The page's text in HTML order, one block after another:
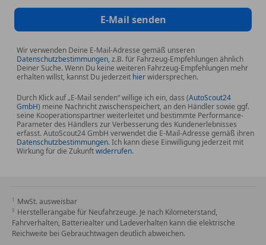
E-Mail senden
Wir verwenden Deine E-Mail-Adresse gemäß unseren
Datenschutzbestimmungen, z.B. für Fahrzeug-Empfehlungen ähnlich
Deiner Suche. Wenn Du keine weiteren Fahrzeug-Empfehlungen mehr
erhalten willst, kannst Du jederzeit hierwidersprechen.
Durch Klick auf „E-Mail senden“ willige ich ein, dass (AutoScout24
GmbH) meine Nachricht zwischenspeichert, an den Händler sowie ggf.
seine Kooperationspartner weiterleitet und bestimmte Performance-
Parameter des Händlers zur Verbesserung des Kundenerlebnisses
erfasst. AutoScout24 GmbH verwendet die E-Mail-Adresse gemäß ihren
Datenschutzbestimmungen. Ich kann diese Einwilligung jederzeit mit
Wirkung für die Zukunftwiderrufen.
MwSt. ausweisbar
Herstellerangabe für Neufahrzeuge. Je nach Kilometerstand,
Fahrverhalten, Batteriealter und Ladeverhalten kann die elektrische
Reichweite bei Gebrauchtwagen deutlich abweichen.